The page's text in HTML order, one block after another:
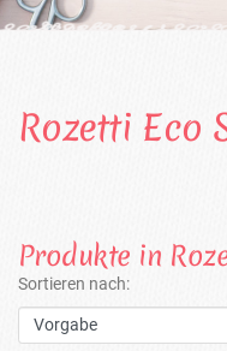
Rozetti Eco
Produkte in
Sortieren nach: